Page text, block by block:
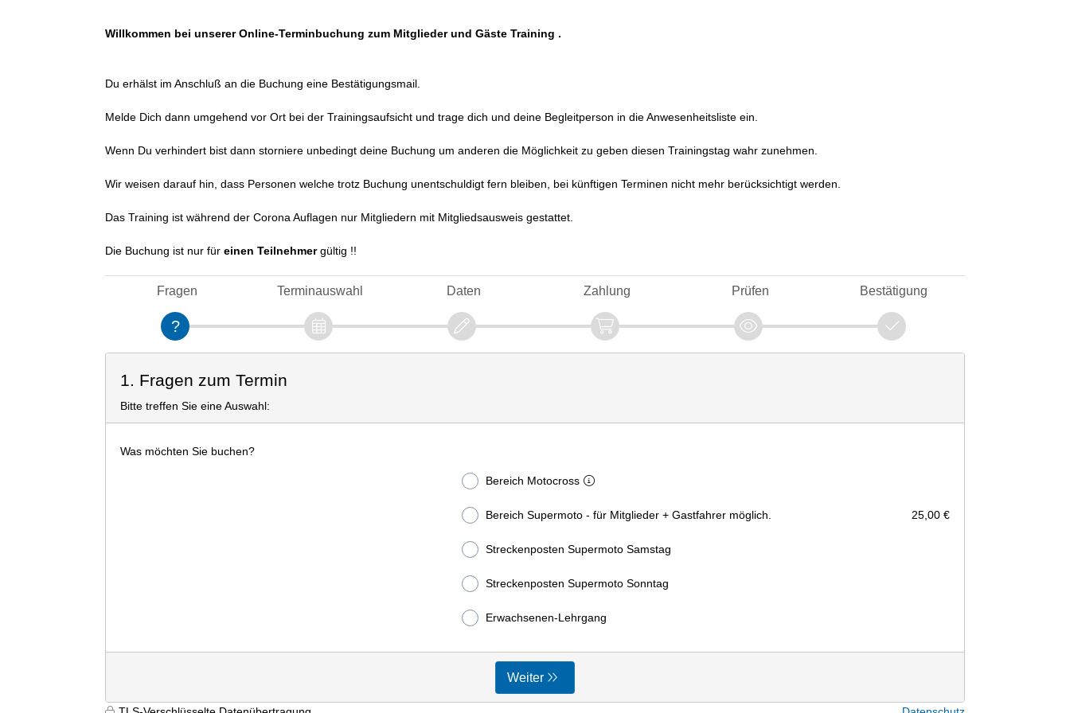
Willkommen bei unserer Online-Terminbuchung zum Mitglieder und Gäste Training .
Du erhälst im Anschluß an die Buchung eine Bestätigungsmail.
Melde Dich dann umgehend vor Ort bei der Trainingsaufsicht und trage dich und deine Begleitperson in die Anwesenheitsliste ein.
Wenn Du verhindert bist dann storniere unbedingt deine Buchung um anderen die Möglichkeit zu geben diesen Trainingstag wahr zunehmen.
Wir weisen darauf hin, dass Personen welche trotz Buchung unentschuldigt fern bleiben, bei künftigen Terminen nicht mehr berücksichtigt werden.
Das Training ist während der Corona Auflagen nur Mitgliedern mit Mitgliedsausweis gestattet.
Die Buchung ist nur für einen Teilnehmergültig !!
Fragen Terminauswahl Daten Zahlung Prüfen Bestätigung
1. Fragen zum Termin
Bitte treffen Sie eine Auswahl:
Was möchten Sie buchen?
Bereich Motocross
Bereich Supermoto - für Mitglieder + Gastfahrer möglich. 25,00 €
Streckenposten Supermoto Samstag
Streckenposten Supermoto Sonntag
Erwachsenen-Lehrgang
Weiter